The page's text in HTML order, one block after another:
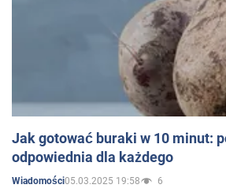
Jak gotować buraki w 10 minut:
odpowiednia dla każdego
Wiadomości05.03.2025 19:58 6